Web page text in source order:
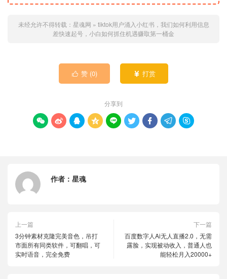
未经允许不得转载： 星魂网 » tiktok用户涌入小红书，我们如何利用信息
差快速起号，小白如何抓住机遇赚取第一桶金
 赞 (0)  打赏
分享到
        
作者： 星魂
上一篇
3分钟素材克隆完美音色，吊打
市面所有同类软件，可翻唱，可
实时语音，完全免费
下一篇
百度数字人Ai无人直播2.0，无需
露脸，实现被动收入，普通人也
能轻松月入20000+